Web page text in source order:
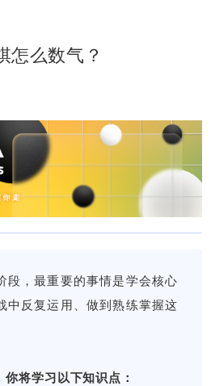
怎么数气？
段，最重要的事情是学会核心
中反复运用、做到熟练掌握这
将学习以下知识点：